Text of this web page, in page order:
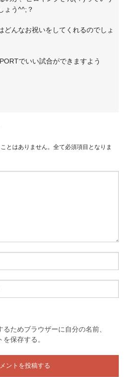
ょう^^;？
どんなお祝いをしてくれるのでしょ
でいい試合ができますよう
とはありません。全て必須項目となりま
ためブラウザーに自分の名前、
保存する。